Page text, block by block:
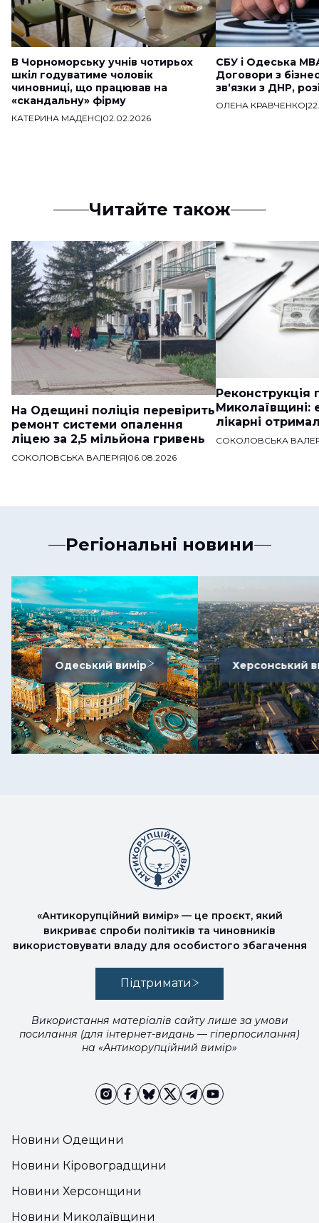
В Чорноморську учнів чотирьох
шкіл годуватиме чоловік
чиновниці, що працював на
«скандальну» фірму
КАТЕРИНА МАДЕНС|02.02.2026
СБУ і Одеська
Договори з
звʼязки з ДНР,
ОЛЕНА КРАВЧЕНКО|
Читайте також
На Одещині поліція перевірить
ремонт системи опалення
ліцею за 2,5 мільйона гривень
СОКОЛОВСЬКА ВАЛЕРІЯ|06.08.2026
Реконструкція
Миколаївщині:
лікарні
СОКОЛОВСЬКА
Регіональні новини
Одеський вимір Херсонський
Новини Одещини
Новини Кіровоградщини
Новини Херсонщини
Новини Миколаївщини
«Антикорупційний вимір» — це проєкт, який
викриває спроби політиків та чиновників
використовувати владу для особистого збагачення
Підтримати
Використання матеріалів сайту лише за умови
посилання (для інтернет-видань — гіперпосилання)
на «Антикорупційний вимір»